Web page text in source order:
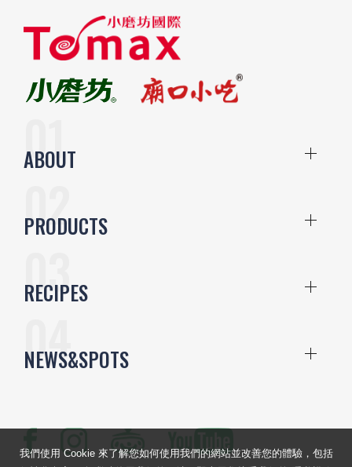
ABOUT
PRODUCTS
RECIPES
NEWS&SPOTS
我們使用 Cookie 來了解您如何使用我們的網站並改善您的體驗，包括